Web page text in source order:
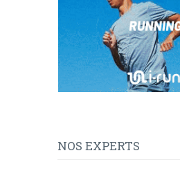
NOS EXPERTS